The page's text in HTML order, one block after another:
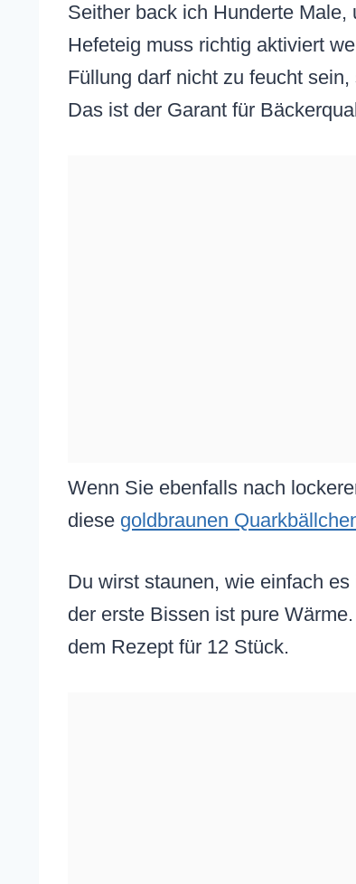
Seither back ich Hunderte
Hefeteig muss richtig aktiviert
Füllung darf nicht zu feucht
Das ist der Garant für
Wenn Sie ebenfalls nach
diese goldbraunen
Du wirst staunen, wie einfach
der erste Bissen ist pure
dem Rezept für 12 Stück.